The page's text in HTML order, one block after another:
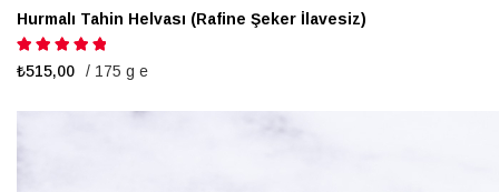
Hurmalı Tahin Helvası (Rafine Şeker İlavesiz)
Puanlama:
₺515,00 / 175 g e